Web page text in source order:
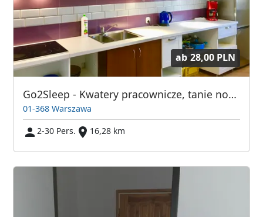
ab 28,00 PLN
Go2Sleep - Kwatery pracownicze, tanie noclegi Warszawa
01-368 Warszawa
2-30 Pers.
16,28 km